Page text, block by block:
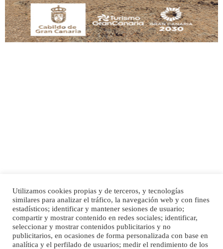
Leales.org » Gran Canaria
6.7.2025
Ninfa perdida
El día 5 se los perdió una ninfa papillera, asustada tiene miedo a la calle, se
perdió por la zon...
Leales.org » Gran Canaria | 6.7.2025
Inicio Publicidad
Política de privacidad
Aviso Legal
Cláusula de Cookies
Enlaces de interés
Utilizamos cookies propias y de terceros, y tecnologías
similares para analizar el tráfico, la navegación web y con fines
estadísticos; identificar y mantener sesiones de usuario;
compartir y mostrar contenido en redes sociales; identificar,
seleccionar y mostrar contenidos publicitarios y no
publicitarios, en ocasiones de forma personalizada con base en
analítica y el perfilado de usuarios; medir el rendimiento de los